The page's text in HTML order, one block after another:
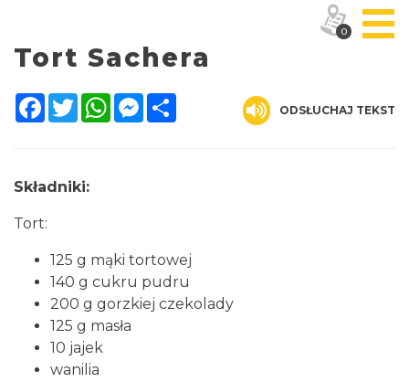
Tort Sachera
Facebook
TwitterWhatsAppMessenger
ODSŁUCHAJ TEKST
Składniki:
Tort:
125 g mąki tortowej
140 g cukru pudru
200 g gorzkiej czekolady
125 g masła
10 jajek
wanilia
0